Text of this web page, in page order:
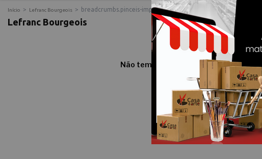
Início > Lefranc Bourgeois > breadcrumbs.pinceis-importados
Lefranc Bourgeois
Não temos resultados para sua
Comprar Lefranc
Compre online Lefranc Bourgeois